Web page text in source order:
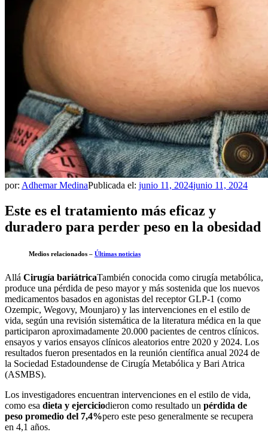
por: Adhemar MedinaPublicada el: junio 11, 2024junio 11, 2024
Este es el tratamiento más eficaz y
duradero para perder peso en la obesidad
Medios relacionados – Últimas noticias
Allá Cirugía bariátricaTambién conocida como cirugía metabólica,
produce una pérdida de peso mayor y más sostenida que los nuevos
medicamentos basados ​​en agonistas del receptor GLP-1 (como
Ozempic, Wegovy, Mounjaro) y las intervenciones en el estilo de
vida, según una revisión sistemática de la literatura médica en la que
participaron aproximadamente 20.000 pacientes de centros clínicos.
ensayos y varios ensayos clínicos aleatorios entre 2020 y 2024. Los
resultados fueron presentados en la reunión científica anual 2024 de
la Sociedad Estadoundense de Cirugía Metabólica y Bari Atrica
(ASMBS).
Los investigadores encuentran intervenciones en el estilo de vida,
como esa dieta y ejerciciodieron como resultado un pérdida de
peso promedio del 7,4%pero este peso generalmente se recupera
en 4,1 años.